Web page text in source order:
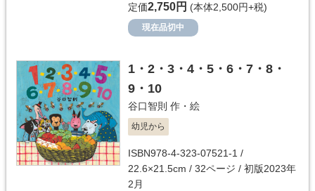
定価2,750円 (本体2,500円+税)
現在品切中
1・2・3・4・5・6・7・8・
9・10
谷口智則 作・絵
幼児から
ISBN978-4-323-07521-1 /
22.6×21.5cm / 32ページ / 初版2023年
2月